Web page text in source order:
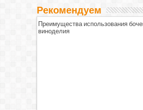
Рекомендуем
Преимущества использования
виноделия